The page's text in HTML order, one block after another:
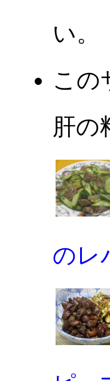
い。
この
肝の
のレ